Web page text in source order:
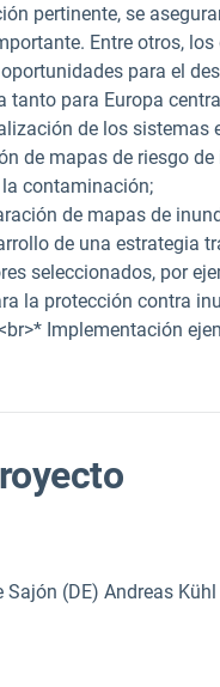
pertinente, se
Entre otros,
para el
para Europa
de los sistemas
de mapas de riesgo
contaminación;
de mapas de
de una estrategia
seleccionados, por
la protección contra
Implementación
(DE) Andreas Kühl